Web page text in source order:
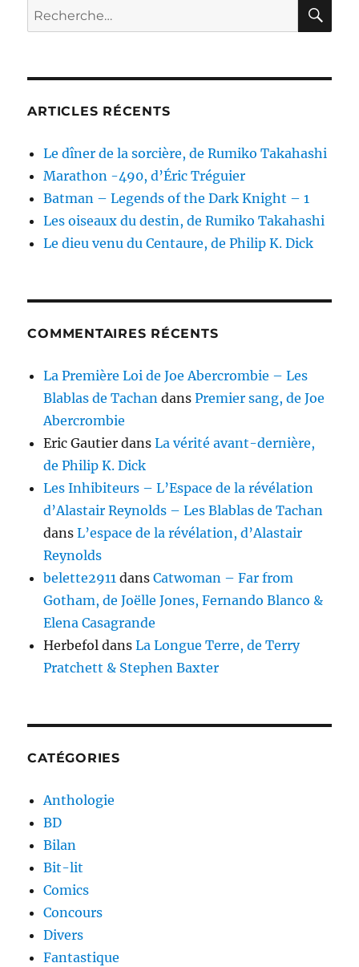
Recherche
pour :
ARTICLES RÉCENTS
Le dîner de la sorcière, de Rumiko Takahashi
Marathon -490, d’Éric Tréguier
Batman – Legends of the Dark Knight – 1
Les oiseaux du destin, de Rumiko Takahashi
Le dieu venu du Centaure, de Philip K. Dick
COMMENTAIRES RÉCENTS
La Première Loi de Joe Abercrombie – Les
Blablas de Tachan dansPremier sang, de Joe
Abercrombie
Eric Gautier dansLa vérité avant-dernière,
de Philip K. Dick
Les Inhibiteurs – L’Espace de la révélation
d’Alastair Reynolds – Les Blablas de Tachan
dansL’espace de la révélation, d’Alastair
Reynolds
belette2911 dansCatwoman – Far from
Gotham, de Joëlle Jones, Fernando Blanco &
Elena Casagrande
Herbefol dansLa Longue Terre, de Terry
Pratchett & Stephen Baxter
CATÉGORIES
Anthologie
BD
Bilan
Bit-lit
Comics
Concours
Divers
Fantastique